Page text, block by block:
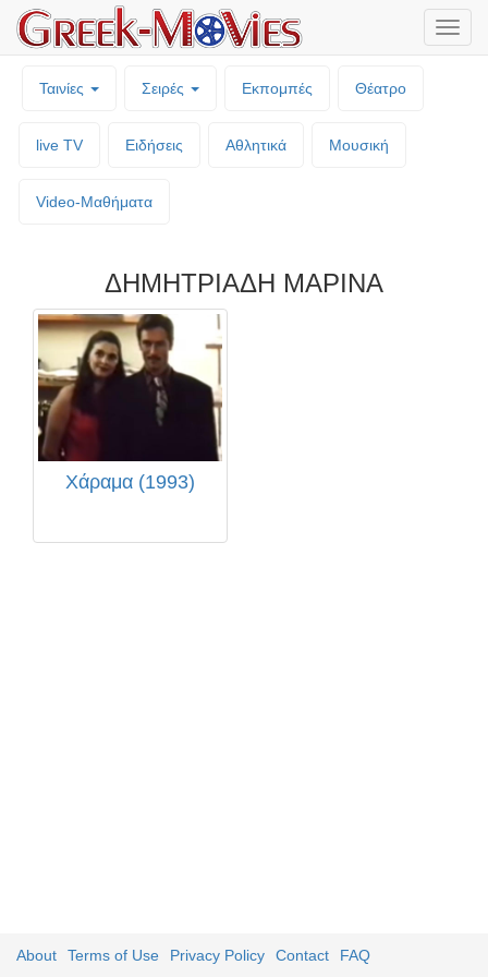
Ταινίες Σειρές Εκπομπές Θέατρο
live TV Ειδήσεις Αθλητικά Μουσική
Video-Mαθήματα
ΔΗΜΗΤΡΙΑΔΗ ΜΑΡΙΝΑ
Χάραμα (1993)
About Terms of Use Privacy Policy Contact FAQ